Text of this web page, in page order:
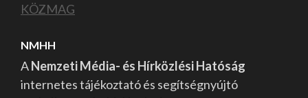
KÖZMAG
NMHH
ANemzeti Média- és Hírközlési Hatóság
internetes tájékoztató és segítségnyújtó